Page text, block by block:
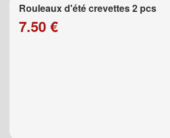
Rouleaux d'été crevettes 2 pcs
7.50 €